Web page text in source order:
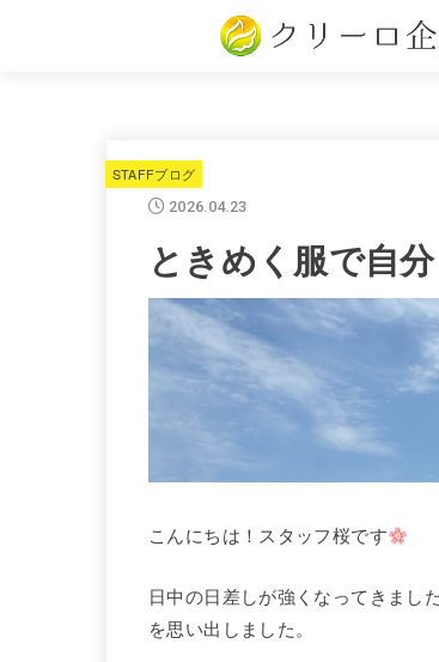
STAFFブログ
2026.04.23
ときめく服で自
こんにちは！スタッフ桜です
日中の日差しが強くなってきまし
を思い出しました。